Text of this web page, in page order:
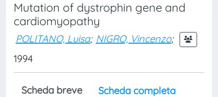
Mutation of dystrophin gene and
cardiomyopathy
POLITANO, Luisa; NIGRO, Vincenzo;
1994
Scheda breve
Scheda completa